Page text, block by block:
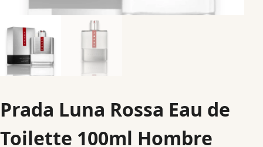
Prada Luna Rossa Eau de
Toilette 100ml Hombre